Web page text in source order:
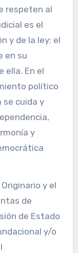
respeten al
es el
y de la ley; el
en su
ella. En el
político
se cuida y
y
y el
de
de Estado
y/o